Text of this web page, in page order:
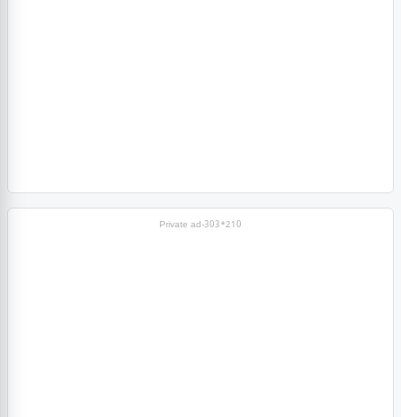
Private ad-303*210